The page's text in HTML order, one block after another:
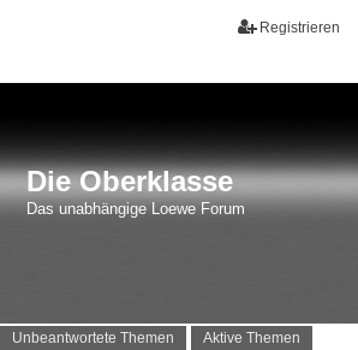
Registrieren
Die Oberklasse
Das unabhängige Loewe Forum
Unbeantwortete Themen Aktive Themen